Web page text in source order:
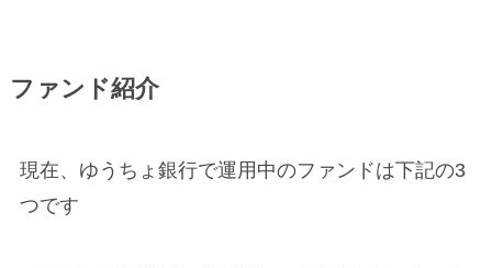
ファンド紹介
現在、ゆうちょ銀行で運用中のファンドは下記の3
つです